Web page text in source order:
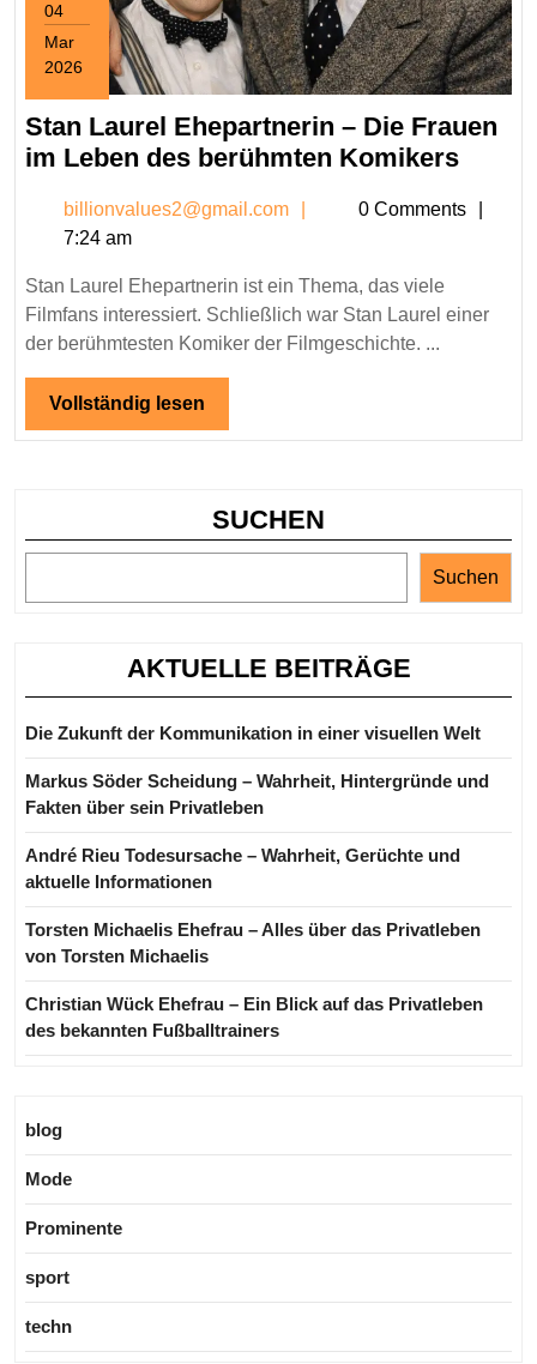
04
Mar
2026
4,
2026
Stan Laurel Ehepartnerin – Die Frauen
im Leben des berühmten KomikersStan
billionvalues2@gmail.com
0 Comments
7:24 am
Stan Laurel Ehepartnerin ist ein Thema, das viele
Filmfans interessiert. Schließlich war Stan Laurel einer
der berühmtesten Komiker der Filmgeschichte. ...
Vollständig lesen
lesen
SUCHEN
Suchen
AKTUELLE BEITRÄGE
Die Zukunft der Kommunikation in einer visuellen Welt
Markus Söder Scheidung – Wahrheit, Hintergründe und
Fakten über sein Privatleben
André Rieu Todesursache – Wahrheit, Gerüchte und
aktuelle Informationen
Torsten Michaelis Ehefrau – Alles über das Privatleben
von Torsten Michaelis
Christian Wück Ehefrau – Ein Blick auf das Privatleben
des bekannten Fußballtrainers
blog
Mode
Prominente
sport
techn